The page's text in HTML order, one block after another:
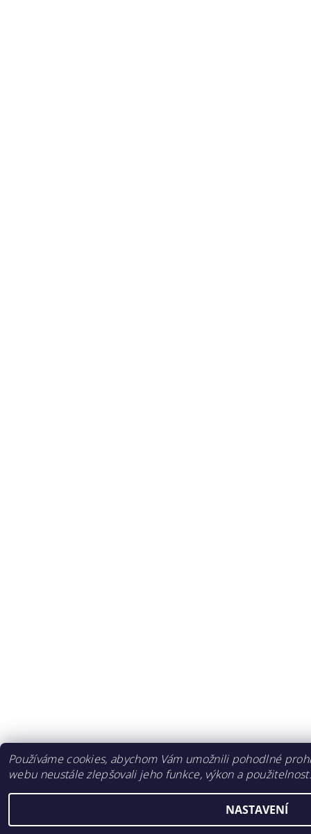
Používáme cookies, abychom Vám umožnili pohodlné
webu neustále zlepšovali jeho funkce, výkon a použitelnost.
NASTAVENÍ